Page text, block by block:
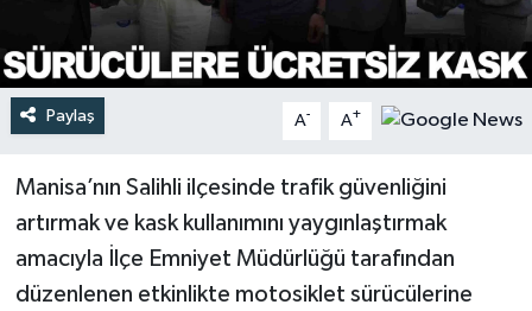
Paylaş A- A+
Manisa’nın Salihli ilçesinde trafik güvenliğini
artırmak ve kask kullanımını yaygınlaştırmak
amacıyla İlçe Emniyet Müdürlüğü tarafından
düzenlenen etkinlikte motosiklet sürücülerine